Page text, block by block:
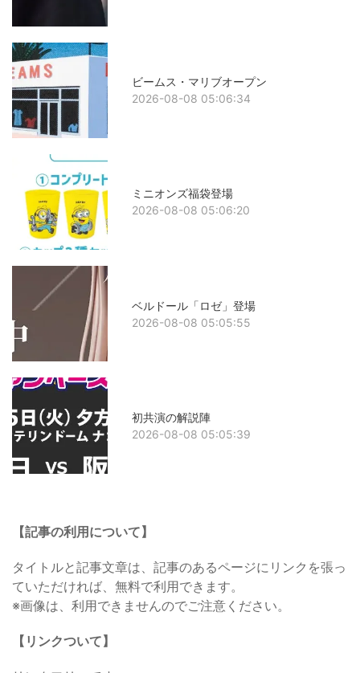
ビームス・マリブオープン
2026-08-08 05:06:34
ミニオンズ福袋登場
2026-08-08 05:06:20
ベルドール「ロゼ」登場
2026-08-08 05:05:55
初共演の解説陣
2026-08-08 05:05:39
【記事の利用について】
タイトルと記事文章は、記事のあるページにリンクを張っ
ていただければ、無料で利用できます。
※画像は、利用できませんのでご注意ください。
【リンクついて】